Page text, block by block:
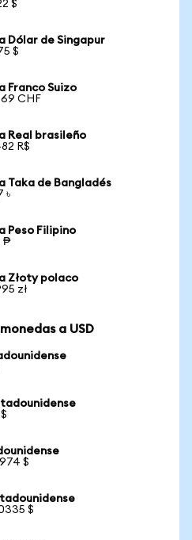
$
Dólar de Singapur
$
Franco Suizo
CHF
Real brasileño
R$
Taka de Bangladés
৳
Peso Filipino
₱
Złoty polaco
zł
a USD
$
$